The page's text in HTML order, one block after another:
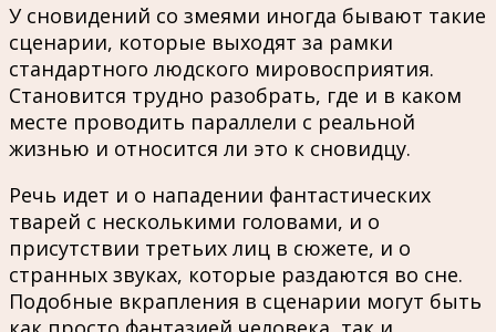
У сновидений со змеями иногда бывают такие
сценарии, которые выходят за рамки
стандартного людского мировосприятия.
Становится трудно разобрать, где и в каком
месте проводить параллели с реальной
жизнью и относится ли это к сновидцу.
Речь идет и о нападении фантастических
тварей с несколькими головами, и о
присутствии третьих лиц в сюжете, и о
странных звуках, которые раздаются во сне.
Подобные вкрапления в сценарии могут быть